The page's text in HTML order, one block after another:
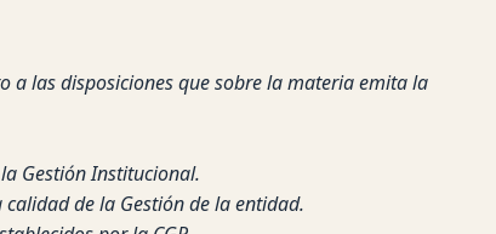
a las disposiciones que sobre la materia emita la
Gestión Institucional.
de la Gestión de la entidad.